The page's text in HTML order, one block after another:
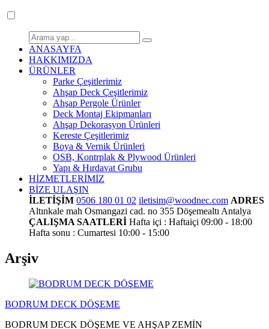
ANASAYFA
HAKKIMIZDA
ÜRÜNLER
Parke Çeşitlerimiz
Ahşap Deck Çeşitlerimiz
Ahşap Pergole Ürünler
Deck Montaj Ekipmanları
Ahşap Dekorasyon Ürünleri
Kereste Çeşitlerimiz
Boya & Vernik Ürünleri
OSB, Kontrplak & Plywood Ürünleri
Yapı & Hırdavat Grubu
HİZMETLERİMİZ
BİZE ULAŞIN
İLETİŞİM 0506 180 01 02 iletisim@woodnec.com ADRES
Altınkale mah Osmangazi cad. no 355 Döşemealtı Antalya
ÇALIŞMA SAATLERİ Hafta içi : Haftaiçi 09:00 - 18:00
Hafta sonu : Cumartesi 10:00 - 15:00
Arşiv
BODRUM DECK DÖŞEME
BODRUM DECK DÖŞEME VE AHŞAP ZEMİN